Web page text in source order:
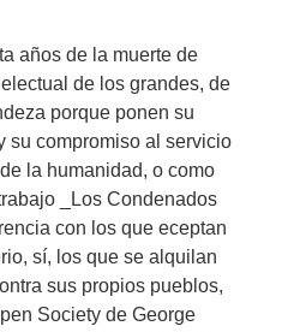
años de la muerte de
de los grandes, de
porque ponen su
su compromiso al servicio
la humanidad, o como
_Los Condenados
con los que eceptan
sí, los que se alquilan
sus propios pueblos,
Society de George